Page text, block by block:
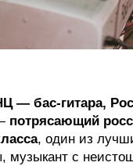
бас-гитара,
потрясающий
, один из
музыкант с